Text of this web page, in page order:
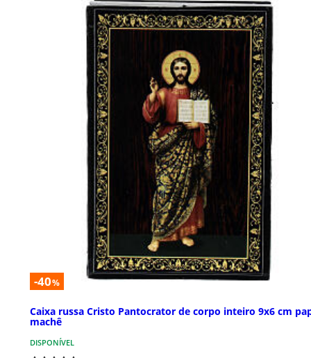
-40%
Caixa russa Cristo Pantocrator de corpo inteiro 9x6 cm
machê
DISPONÍVEL